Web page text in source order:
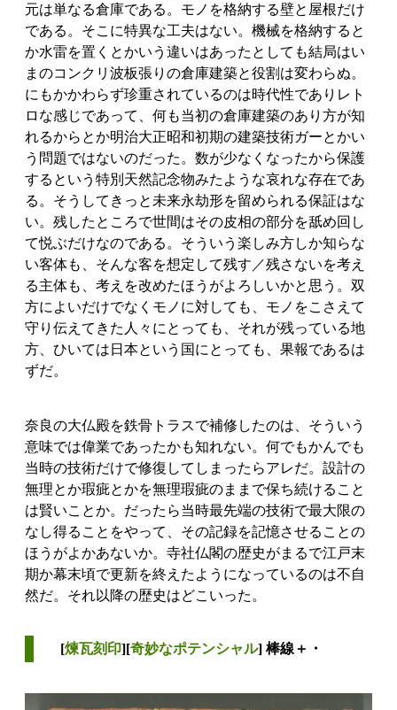
元は単なる倉庫である。モノを格納する壁と屋根だけ
である。そこに特異な工夫はない。機械を格納すると
か水雷を置くとかいう違いはあったとしても結局はい
まのコンクリ波板張りの倉庫建築と役割は変わらぬ。
にもかかわらず珍重されているのは時代性でありレト
ロな感じであって、何も当初の倉庫建築のあり方が知
れるからとか明治大正昭和初期の建築技術ガーとかい
う問題ではないのだった。数が少なくなったから保護
するという特別天然記念物みたような哀れな存在であ
る。そうしてきっと未来永劫形を留められる保証はな
い。残したところで世間はその皮相の部分を舐め回し
て悦ぶだけなのである。そういう楽しみ方しか知らな
い客体も、そんな客を想定して残す／残さないを考え
る主体も、考えを改めたほうがよろしいかと思う。双
方によいだけでなくモノに対しても、モノをこさえて
守り伝えてきた人々にとっても、それが残っている地
方、ひいては日本という国にとっても、果報であるは
ずだ。
奈良の大仏殿を鉄骨トラスで補修したのは、そういう
意味では偉業であったかも知れない。何でもかんでも
当時の技術だけで修復してしまったらアレだ。設計の
無理とか瑕疵とかを無理瑕疵のままで保ち続けること
は賢いことか。だったら当時最先端の技術で最大限の
なし得ることをやって、その記録を記憶させることの
ほうがよかあないか。寺社仏閣の歴史がまるで江戸末
期か幕末頃で更新を終えたようになっているのは不自
然だ。それ以降の歴史はどこいった。
[煉瓦刻印][奇妙なポテンシャル] 棒線＋・